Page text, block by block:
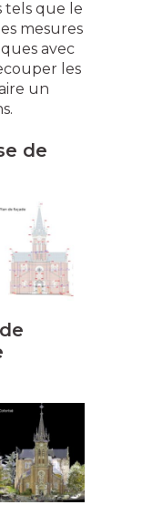
tels que le
mesures
avec
les
un
de